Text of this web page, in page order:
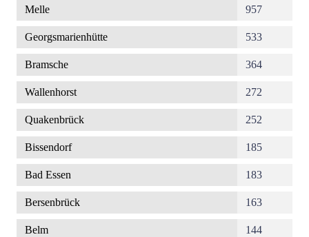
Melle 957
Georgsmarienhütte 533
Bramsche 364
Wallenhorst 272
Quakenbrück 252
Bissendorf 185
Bad Essen 183
Bersenbrück 163
Belm 144